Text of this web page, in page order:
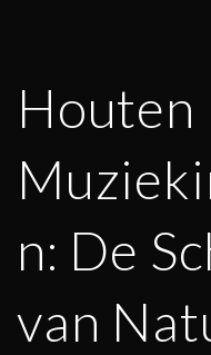
Houten
n: De
van